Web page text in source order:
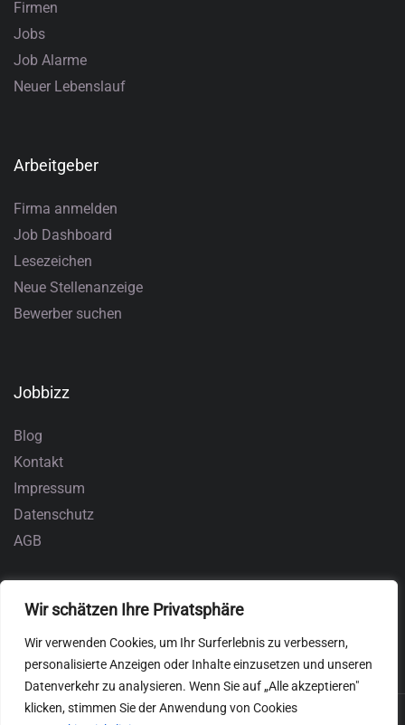
Wir schätzen Ihre Privatsphäre
Wir verwenden Cookies, um Ihr Surferlebnis zu verbessern,
personalisierte Anzeigen oder Inhalte einzusetzen und unseren
Datenverkehr zu analysieren. Wenn Sie auf „Alle akzeptieren"
klicken, stimmen Sie der Anwendung von Cookies
Firmen
Jobs
Job Alarme
Neuer Lebenslauf
Arbeitgeber
Firma anmelden
Job Dashboard
Lesezeichen
Neue Stellenanzeige
Bewerber suchen
Jobbizz
Blog
Kontakt
Impressum
Datenschutz
AGB